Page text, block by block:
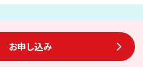
お申し込み